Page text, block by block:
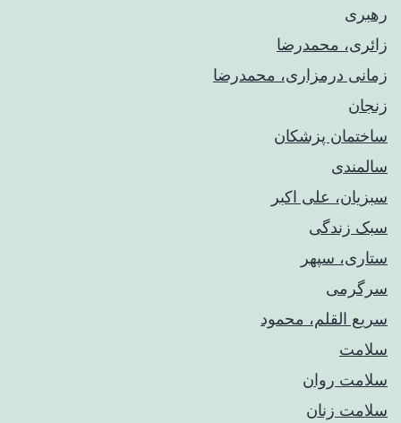
رهبری
زائری، محمدرضا
زمانی درمزاری، محمدرضا
زنجان
ساختمان پزشکان
سالمندی
سبزیان، علی اکبر
سبک زندگی
ستاری، سپهر
سرگرمی
سریع القلم، محمود
سلامت
سلامت روان
سلامت زنان